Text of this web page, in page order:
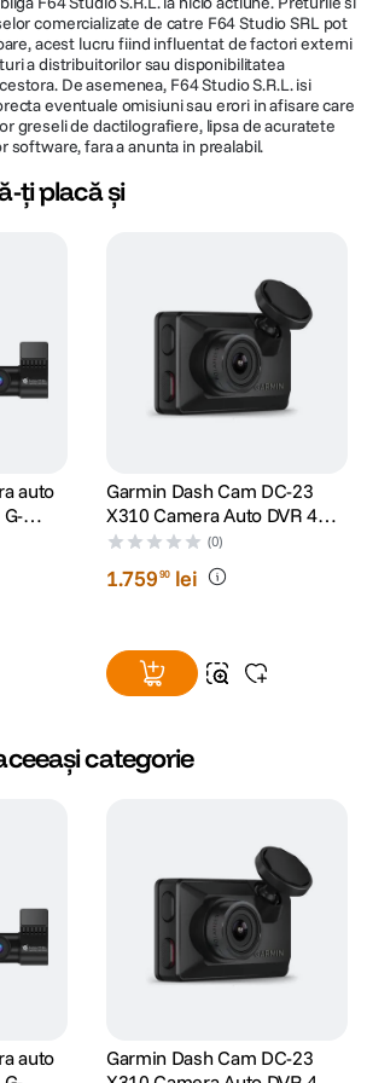
MP4
Li-Ion 3,7V / 320mAh (autonomie: circa 15
x 47 mm
functionarea optima a functiei de oprire
Cablu 6.5m (inclus) pentru conectarea la
16:9
MP4
comercializate de catre F64 Studio SRL pot
acest lucru fiind influentat de factori externi
a distribuitorilor sau disponibilitatea
De asemenea, F64 Studio S.R.L. isi
eventuale omisiuni sau erori in afisare care
greseli de dactilografiere, lipsa de acuratete
software, fara a anunta in prealabil.
ți placă și
auto
Garmin Dash Cam DC-23
X310 Camera Auto DVR 4K
cu Polarizator Clarity
Incorporat
(0)
1.75990 lei
categorie
auto
Garmin Dash Cam DC-23